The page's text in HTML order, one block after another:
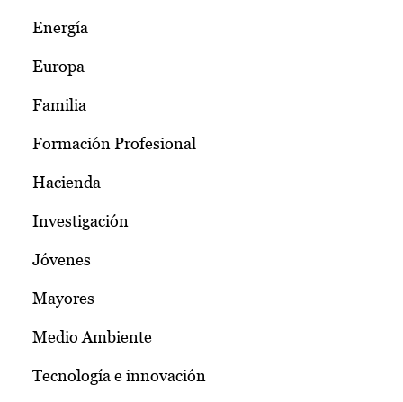
Energía
Europa
Familia
Formación Profesional
Hacienda
Investigación
Jóvenes
Mayores
Medio Ambiente
Tecnología e innovación